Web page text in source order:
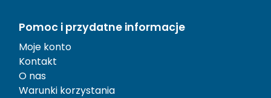
Pomoc i przydatne informacje
Moje konto
Kontakt
O nas
Warunki korzystania